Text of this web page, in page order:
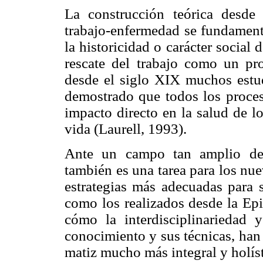
La construcción teórica
trabajo-enfermedad se
la historicidad o carácter social
rescate del trabajo como un
desde el siglo XIX muchos
demostrado que todos los
impacto directo en la salud de
vida (Laurell, 1993).
Ante un campo tan amplio
también es una tarea para los
estrategias más adecuadas
como los realizados desde la
cómo la interdisciplinariedad
conocimiento y sus técnicas,
matiz mucho más integral y